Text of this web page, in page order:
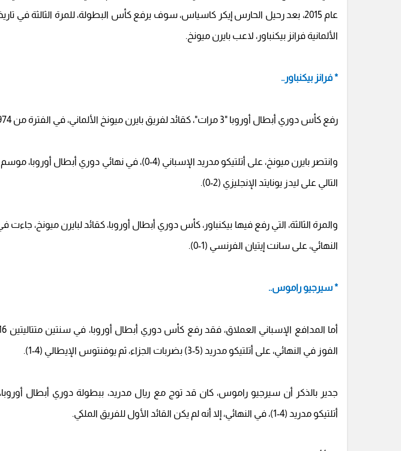
عام 2015، بعد رحيل الحارس إيكر كاسياس، سوف يرفع كأس البطولة، للمرة الثالثة في
الألمانية فرانز بيكنباور، لاعب بايرن ميونخ.
* فرانز بيكنباور..
رفع كأس دوري أبطال أوروبا "3 مرات"، كقائد لفريق بايرن ميونخ الألماني، في الفترة من 1974 إلى 1976.
التالي على ليدز يونايتد الإنجليزي (2-0).
النهائي، على سانت إيتيان الفرنسي (1-0).
* سيرجيو راموس..
الفوز في النهائي، على أتلتيكو مدريد (5-3) بضربات الجزاء، ثم يوفنتوس الإيطالي (4-1).
أتلتيكو مدريد (4-1)، في النهائي، إلا أنه لم يكن القائد الأول للفريق الملكي.